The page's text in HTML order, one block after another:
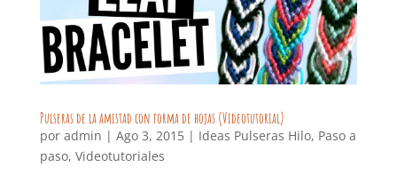
Pulseras de la amistad con forma de hojas (Videotutorial)
por admin | Ago 3, 2015| Ideas Pulseras Hilo, Paso a
paso, Videotutoriales